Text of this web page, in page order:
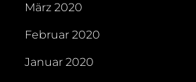
März 2020
Februar 2020
Januar 2020